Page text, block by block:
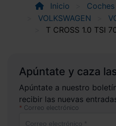
Inicio
VOLKSWAGEN
T CROSS 1.0 TSI
Apúntate y caza
Apúntate a nuestro
recibir las nuevas
Correo electrónico